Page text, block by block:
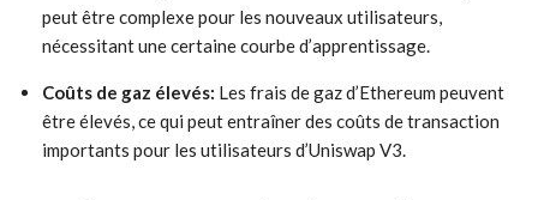
peut être complexe pour les nouveaux utilisateurs,
nécessitant une certaine courbe d’apprentissage.
Coûts de gaz élevés: Les frais de gaz d’Ethereum peuvent
être élevés, ce qui peut entraîner des coûts de transaction
importants pour les utilisateurs d’Uniswap V3.